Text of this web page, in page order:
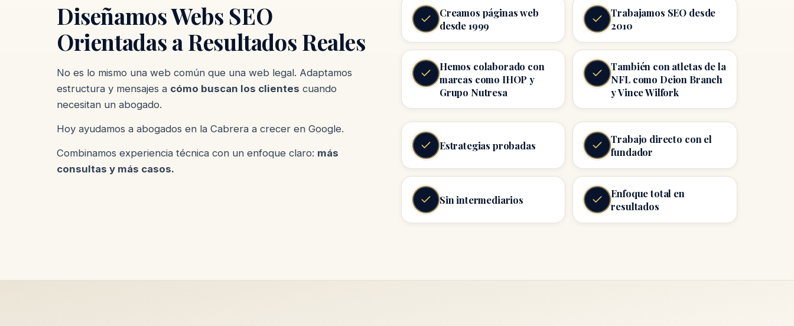
Diseñamos Webs SEO
Orientadas a Resultados Reales
No es lo mismo una web común que una web legal. Adaptamos
estructura y mensajes a cómo buscan los clientes cuando
necesitan un abogado.
Hoy ayudamos a abogados en la Cabrera a crecer en Google.
Combinamos experiencia técnica con un enfoque claro: más
consultas y más casos.
Creamos páginas web
desde 1999
Trabajamos SEO desde
2010
Hemos colaborado con
marcas como IHOP y
Grupo Nutresa
También con atletas de la
NFL como Deion Branch
y Vince Wilfork
Estrategias probadas
Trabajo directo con el
fundador
Sin intermediarios
Enfoque total en
resultados